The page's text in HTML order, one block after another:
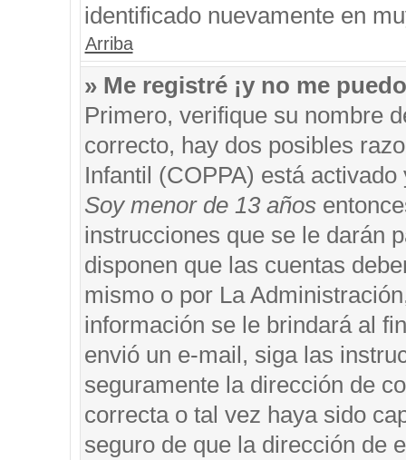
identificado nuevamente en
Arriba
» Me registré ¡y no me
Primero, verifique su nombre
correcto, hay dos posibles
Infantil (COPPA) está
Soy menor de 13 años
instrucciones que se le darán
disponen que las cuentas
mismo o por La
información se le brindará al
envió un e-mail, siga las
seguramente la dirección de
correcta o tal vez haya sido
seguro de que la dirección de